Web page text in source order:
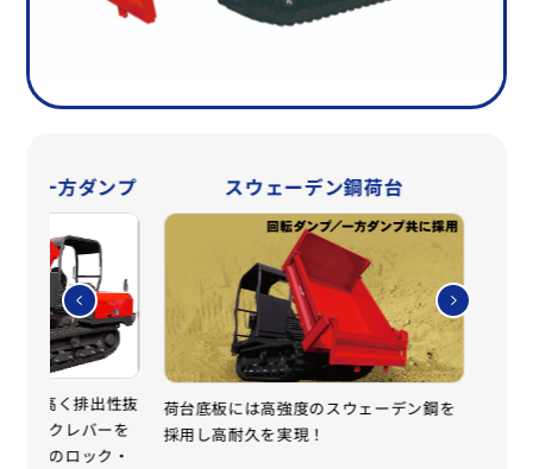
開一方ダンプ
常に高く排出性抜
ロックレバーを
ードのロック・
スウェーデン鋼荷台
荷台底板には高強度のスウェーデン鋼を
採用し高耐久を実現！